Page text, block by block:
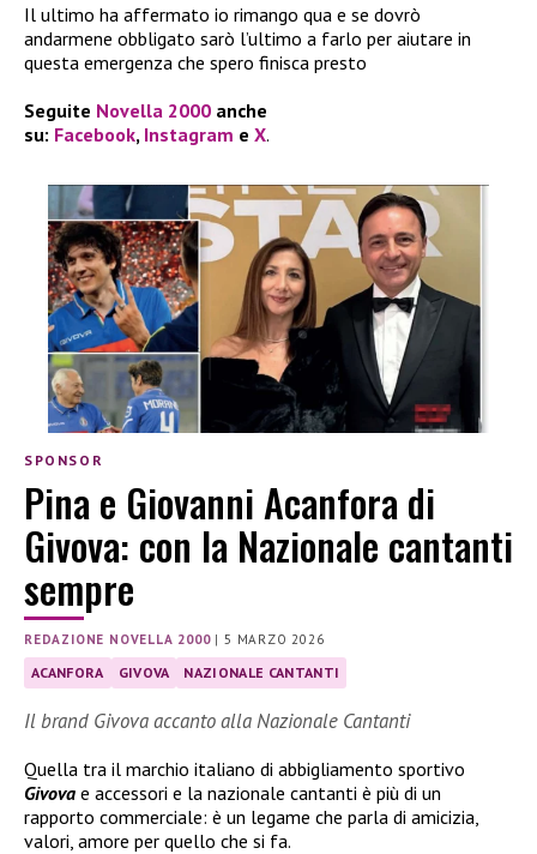
Il ultimo ha affermato io rimango qua e se dovrò
andarmene obbligato sarò l’ultimo a farlo per aiutare in
questa emergenza che spero finisca presto
Seguite Novella 2000 anche
su: Facebook, Instagram e X.
SPONSOR
Pina e Giovanni Acanfora di
Givova: con la Nazionale cantanti
sempre
REDAZIONE NOVELLA 2000|5 MARZO 2026
ACANFORA GIVOVA NAZIONALE CANTANTI
Il brand Givova accanto alla Nazionale Cantanti
Quella tra il marchio italiano di abbigliamento sportivo
Givova e accessori e la nazionale cantanti è più di un
rapporto commerciale: è un legame che parla di amicizia,
valori, amore per quello che si fa.